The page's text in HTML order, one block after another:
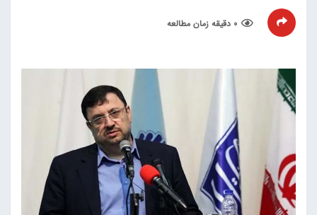
0 دقیقه زمان مطالعه